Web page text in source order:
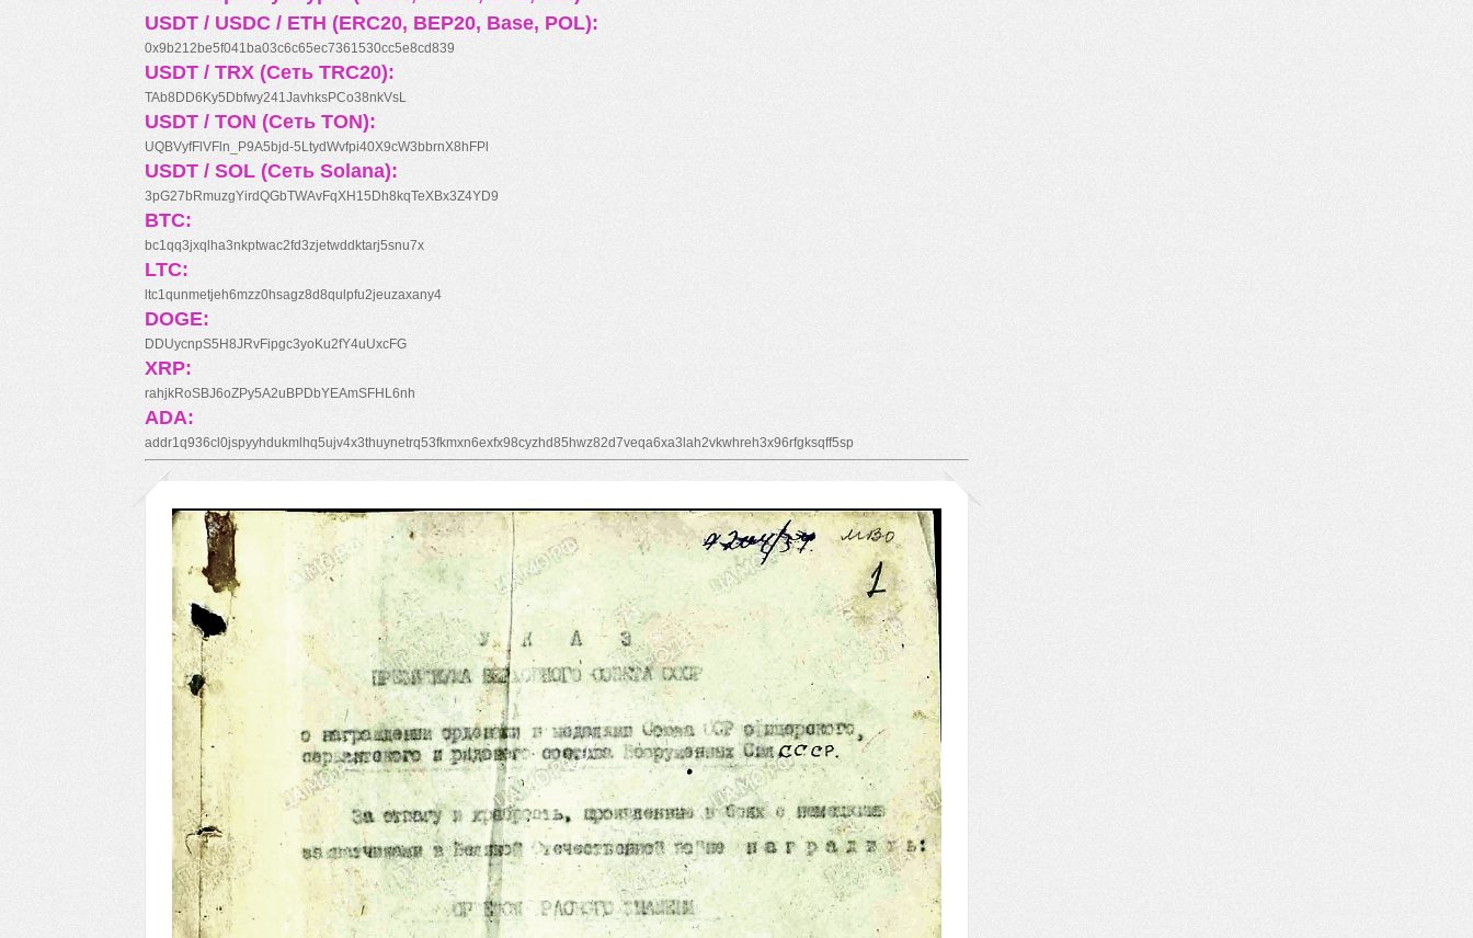
USDT / USDC / ETH (ERC20, BEP20, Base, POL):
0x9b212be5f041ba03c6c65ec7361530cc5e8cd839
USDT / TRX (Сеть TRC20):
TAb8DD6Ky5Dbfwy241JavhksPCo38nkVsL
USDT / TON (Сеть TON):
UQBVyfFlVFln_P9A5bjd-5LtydWvfpi40X9cW3bbrnX8hFPl
USDT / SOL (Сеть Solana):
3pG27bRmuzgYirdQGbTWAvFqXH15Dh8kqTeXBx3Z4YD9
BTC:
bc1qq3jxqlha3nkptwac2fd3zjetwddktarj5snu7x
LTC:
ltc1qunmetjeh6mzz0hsagz8d8qulpfu2jeuzaxany4
DOGE:
DDUycnpS5H8JRvFipgc3yoKu2fY4uUxcFG
XRP:
rahjkRoSBJ6oZPy5A2uBPDbYEAmSFHL6nh
ADA:
addr1q936cl0jspyyhdukmlhq5ujv4x3thuynetrq53fkmxn6exfx98cyzhd85hwz82d7veqa6xa3lah2vkwhreh3x96rfgksqff5sp